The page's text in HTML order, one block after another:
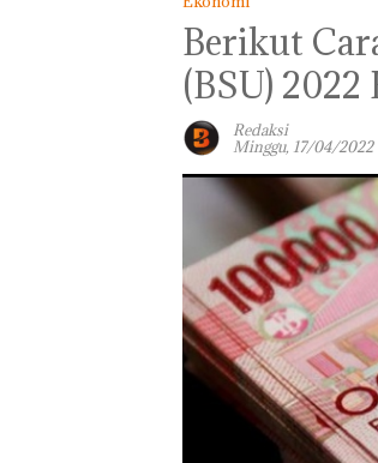
Berikut
(BSU) 2022
Redaksi
Minggu, 17/04/2022